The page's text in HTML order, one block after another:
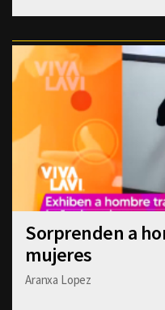
Sorprenden a
mujeres
Aranxa Lopez